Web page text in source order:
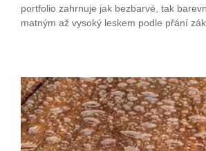
portfolio zahrnuje jak bezbarvé, tak
matným až vysoký leskem podle přání